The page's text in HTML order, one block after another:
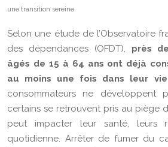
une transition sereine
Selon une étude de l’Observatoire
des dépendances (OFDT), près
âgés de 15 à 64 ans ont déjà
au moins une fois dans leur vie
consommateurs ne développent
certains se retrouvent pris au piège
peut impacter leur santé, leurs
quotidienne. Arrêter de fumer du